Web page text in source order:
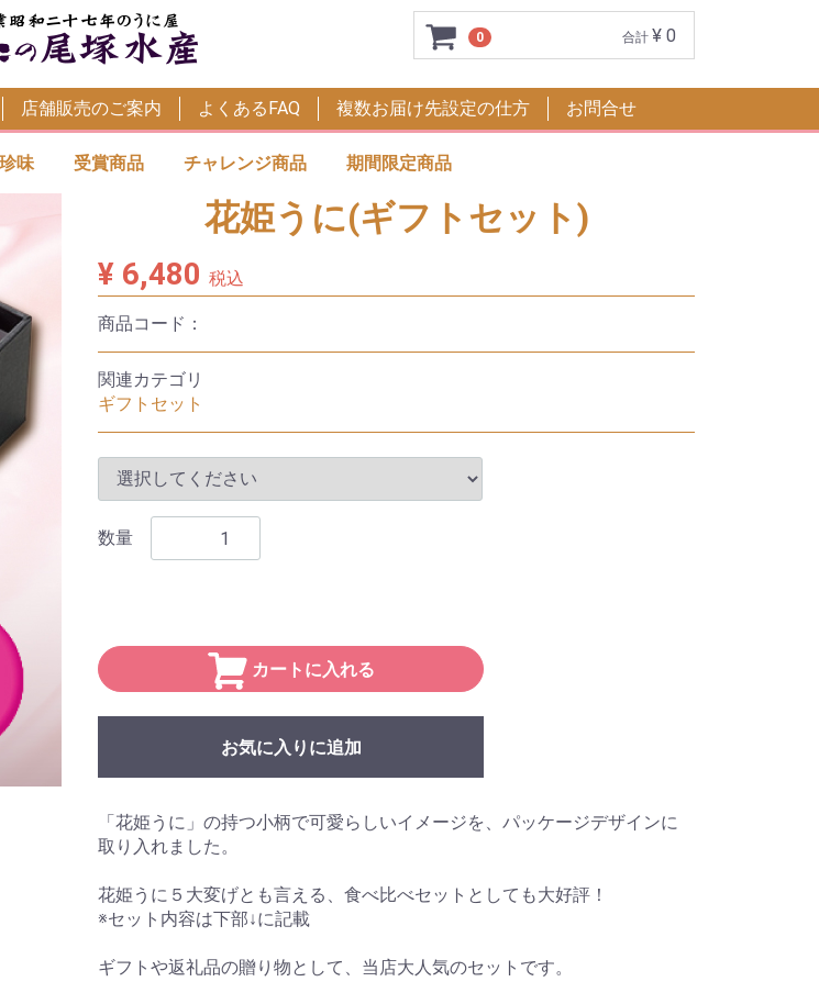
0 合計 ¥ 0
店舗販売のご案内 よくあるFAQ 複数お届け先設定の仕方 お問合せ
味 受賞商品 チャレンジ商品 期間限定商品
花姫うに(ギフトセット)
¥ 6,480 税込
商品コード：
関連カテゴリ
ギフトセット
数量
カートに入れる
お気に入りに追加
「花姫うに」の持つ小柄で可愛らしいイメージを、パッケージデザインに
取り入れました。
花姫うに５大変げとも言える、食べ比べセットとしても大好評！
※セット内容は下部↓に記載
ギフトや返礼品の贈り物として、当店大人気のセットです。